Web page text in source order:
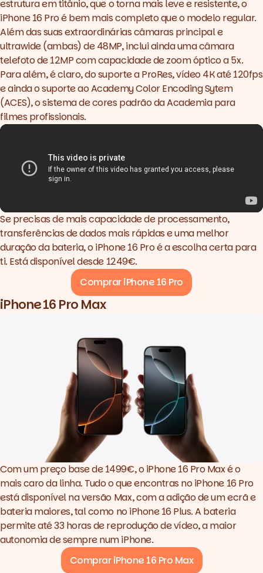
estrutura em titânio, que o torna mais leve e resistente, o
iPhone 16 Pro é bem mais completo que o modelo regular.
Além das suas extraordinárias câmaras principal e
ultrawide(ambas) de 48MP, inclui ainda uma câmara
telefoto de 12MP com capacidade de zoom óptico a 5x.
Para além, é claro, do suporte a ProRes, vídeo 4K até 120fps
e ainda o suporte ao Academy Color Encoding Sytem
(ACES), o sistema de cores padrão da Academia para
filmes profissionais.
Se precisas de mais capacidade de processamento,
transferências de dados mais rápidas e uma melhor
duração da bateria, o iPhone 16 Pro é a escolha certa para
ti. Está disponível desde 1249€.
Comprar iPhone 16 Pro
iPhone 16 Pro Max
Com um preço base de 1499€, o iPhone 16 Pro Max é o
mais caro da linha. Tudo o que encontras no iPhone 16 Pro
está disponível na versão Max, com a adição de um ecrã e
bateria maiores, tal como no iPhone 16 Plus. A bateria
permite até 33 horas de reprodução de vídeo, a maior
autonomia de sempre num iPhone.
Comprar iPhone 16 Pro Max